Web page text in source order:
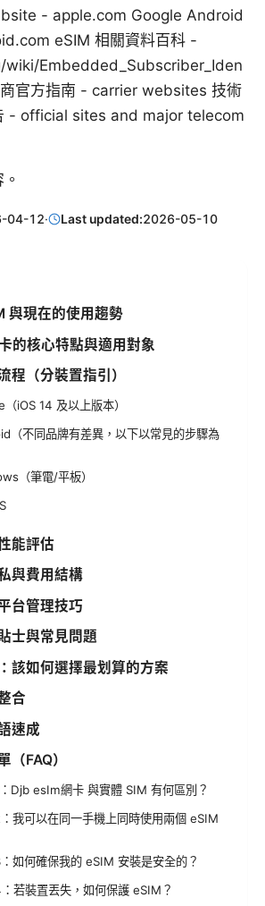
- apple.com Google Android
eSIM 相關資料百科 -
Embedded_Subscriber_Iden
官方指南 - carrier websites 技術
- official sites and major telecom
04-12· Last updated:2026-05-10
與現在的使用趨勢
的核心特點與適用對象
程（分裝置指引）
iOS 14 及以上版本）
（不同品牌有差異，以下以常見的步驟為
（筆電/平板）
能評估
與費用結構
台管理技巧
士與常見問題
該如何選擇最划算的方案
合
速成
（FAQ）
Djb esIm網卡 與實體 SIM 有何區別？
我可以在同一手機上同時使用兩個 eSIM
如何確保我的 eSIM 安裝是安全的？
若裝置丟失，如何保護 eSIM？